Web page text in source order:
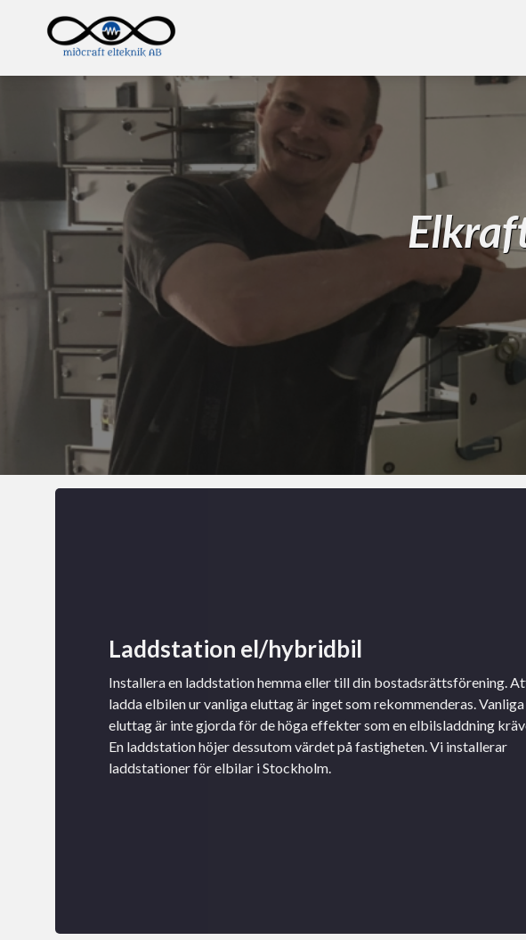
Laddstation el/hybridbil
Installera en laddstation hemma eller till din bostadsrättsförening.
ladda elbilen ur vanliga eluttag är inget som rekommenderas. Vanliga
eluttag är inte gjorda för de höga effekter som en elbilsladdning
En laddstation höjer dessutom värdet på fastigheten. Vi installerar
laddstationer för elbilar i Stockholm.